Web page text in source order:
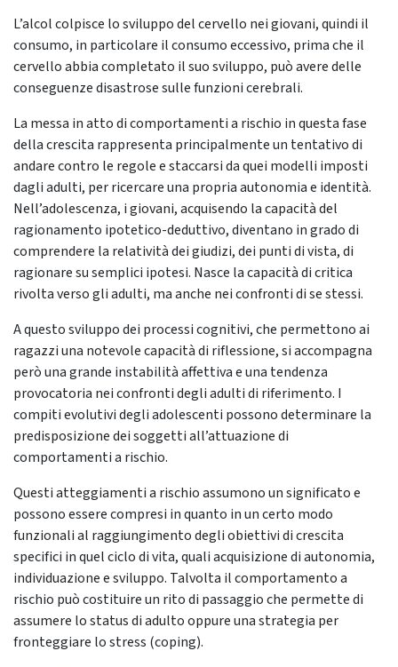
L’alcol colpisce lo sviluppo del cervello nei giovani, quindi il
consumo, in particolare il consumo eccessivo, prima che il
cervello abbia completato il suo sviluppo, può avere delle
conseguenze disastrose sulle funzioni cerebrali.
La messa in atto di comportamenti a rischio in questa fase
della crescita rappresenta principalmente un tentativo di
andare contro le regole e staccarsi da quei modelli imposti
dagli adulti, per ricercare una propria autonomia e identità.
Nell’adolescenza, i giovani, acquisendo la capacità del
ragionamento ipotetico-deduttivo, diventano in grado di
comprendere la relatività dei giudizi, dei punti di vista, di
ragionare su semplici ipotesi. Nasce la capacità di critica
rivolta verso gli adulti, ma anche nei confronti di se stessi.
A questo sviluppo dei processi cognitivi, che permettono ai
ragazzi una notevole capacità di riflessione, si accompagna
però una grande instabilità affettiva e una tendenza
provocatoria nei confronti degli adulti di riferimento. I
compiti evolutivi degli adolescenti possono determinare la
predisposizione dei soggetti all’attuazione di
comportamenti a rischio.
Questi atteggiamenti a rischio assumono un significato e
possono essere compresi in quanto in un certo modo
funzionali al raggiungimento degli obiettivi di crescita
specifici in quel ciclo di vita, quali acquisizione di autonomia,
individuazione e sviluppo. Talvolta il comportamento a
rischio può costituire un rito di passaggio che permette di
assumere lo status di adulto oppure una strategia per
fronteggiare lo stress (coping).